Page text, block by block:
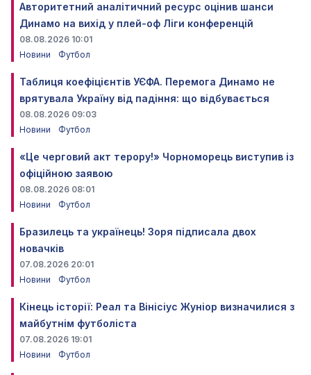
Авторитетний аналітичний ресурс оцінив шанси
Динамо на вихід у плей-оф Ліги конференцій
08.08.2026 10:01
Новини
Футбол
Таблиця коефіцієнтів УЄФА. Перемога Динамо не
врятувала Україну від падіння: що відбувається
08.08.2026 09:03
Новини
Футбол
«Це черговий акт терору!» Чорноморець виступив із
офіційною заявою
08.08.2026 08:01
Новини
Футбол
Бразилець та українець! Зоря підписала двох
новачків
07.08.2026 20:01
Новини
Футбол
Кінець історії: Реал та Вінісіус Жуніор визначилися з
майбутнім футболіста
07.08.2026 19:01
Новини
Футбол